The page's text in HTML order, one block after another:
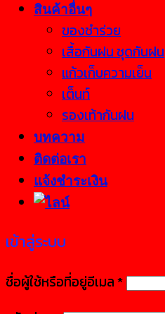
สินค้าอื่นๆ
ของชำร่วย
เสื้อกันฝน ชุดกันฝน
แก้วเก็บความเย็น
เต็นท์
รองเท้ากันฝน
บทความ
ติดต่อเรา
แจ้งชำระเงิน
เข้าสู่ระบบ
ชื่อผู้ใช้หรือที่อยู่อีเมล*